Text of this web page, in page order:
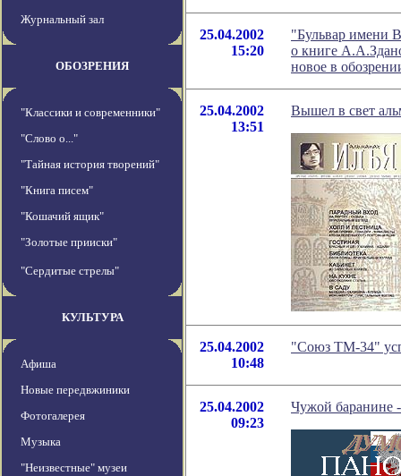
Журнальный зал
ОБОЗРЕНИЯ
"Классики и современники"
"Слово о..."
"Тайная история творений"
"Книга писем"
"Кошачий ящик"
"Золотые прииски"
"Сердитые стрелы"
КУЛЬТУРА
Афиша
Новые передвжиники
Фотогалерея
Музыка
"Неизвестные" музеи
25.04.2002
15:20
"Бульвар
о книге
новое в
25.04.2002
13:51
Вышел в свет
25.04.2002
10:48
"Союз ТМ-34"
25.04.2002
09:23
Чужой баранине